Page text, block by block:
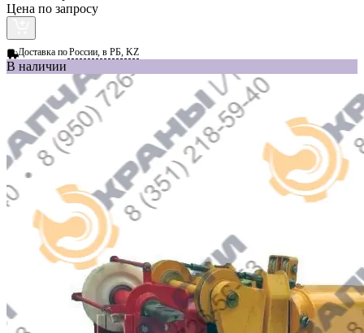
Цена по запросу
Доставка поРоссии, в РБ, KZ
В наличии